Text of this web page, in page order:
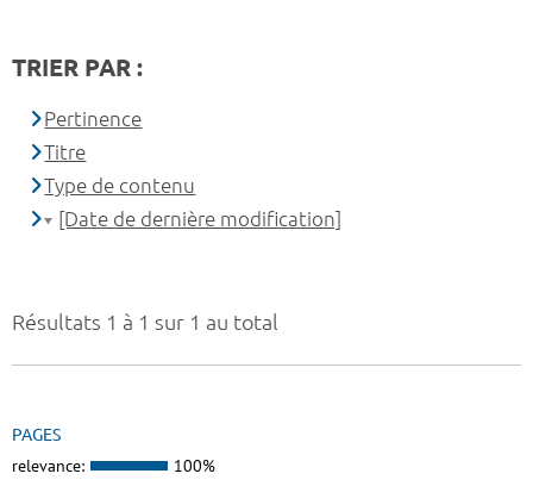
Résultats 1 à 1 sur 1 au total
PAGES
relevance: 100%
TRIER PAR :
Pertinence
Titre
Type de contenu
[Date de dernière modification]